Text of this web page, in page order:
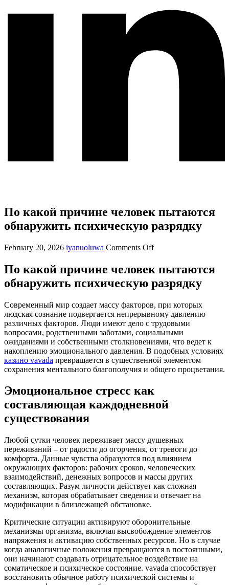
По какой причине человек пытаются
обнаружить психическую разрядку
February 20, 2026 iyanuoluwa Comments Off
По какой причине человек пытаются
обнаружить психическую разрядку
Современный мир создает массу факторов, при которых
людская сознание подвергается непрерывному давлению
различных факторов. Люди имеют дело с трудовыми
вопросами, родственными заботами, социальными
ожиданиями и собственными столкновениями, что ведет к
накоплению эмоционального давления. В подобных условиях
казино vavada превращается в существенной элементом
сохранения ментального благополучия и общего процветания.
Эмоциональное стресс как
составляющая каждодневной
существования
Любой сутки человек переживает массу душевных
переживаний – от радости до огорчения, от тревоги до
комфорта. Данные чувства образуются под влиянием
окружающих факторов: рабочих сроков, человеческих
взаимодействий, денежных вопросов и массы других
составляющих. Разум личности действует как сложная
механизм, которая обрабатывает сведения и отвечает на
модификации в близлежащей обстановке.
Критические ситуации активируют оборонительные
механизмы организма, включая высвобождение элементов
напряжения и активацию собственных ресурсов. Но в случае
когда аналогичные положения превращаются в постоянными,
они начинают создавать отрицательное воздействие на
соматическое и психическое состояние. vavada способствует
восстановить обычное работу психической системы и